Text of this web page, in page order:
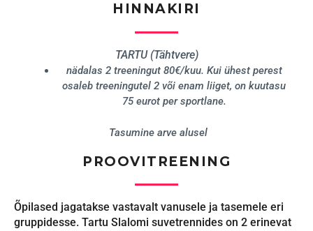
HINNAKIRI
TARTU (Tähtvere)
nädalas 2 treeningut 80€/kuu. Kui ühest perest
osaleb treeningutel 2 või enam liiget, on kuutasu
75 eurot per sportlane.
Tasumine arve alusel
PROOVITREENING
Õpilased jagatakse vastavalt vanusele ja tasemele eri
gruppidesse. Tartu Slalomi suvetrennides on 2 erinevat